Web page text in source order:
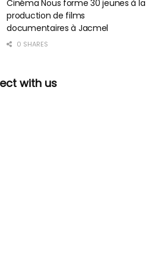
Cinéma Nous forme 30 jeunes à la
production de films
documentaires à Jacmel
0 SHARES
with us